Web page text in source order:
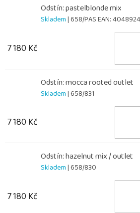
Odstín: pastelblonde mix
Skladem| 658/PASEAN:
7 180 Kč
Odstín: mocca rooted outlet
Skladem| 658/831
7 180 Kč
Odstín: hazelnut mix / outlet
Skladem| 658/830
7 180 Kč